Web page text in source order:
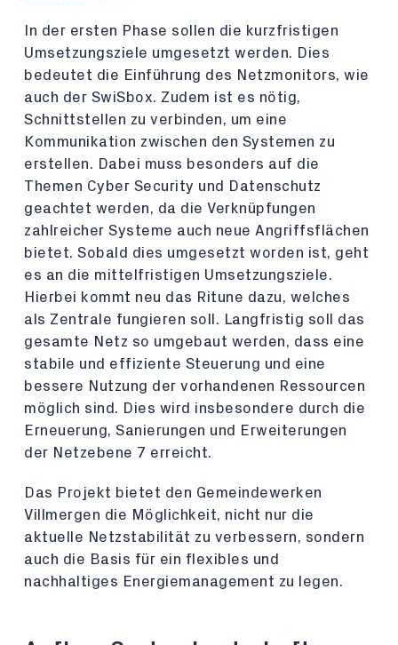
In der ersten Phase sollen die kurzfristigen
Umsetzungsziele umgesetzt werden. Dies
bedeutet die Einführung des Netzmonitors, wie
auch der SwiSbox. Zudem ist es nötig,
Schnittstellen zu verbinden, um eine
Kommunikation zwischen den Systemen zu
erstellen. Dabei muss besonders auf die
Themen Cyber Security und Datenschutz
geachtet werden, da die Verknüpfungen
zahlreicher Systeme auch neue Angriffsflächen
bietet. Sobald dies umgesetzt worden ist, geht
es an die mittelfristigen Umsetzungsziele.
Hierbei kommt neu das Ritune dazu, welches
als Zentrale fungieren soll. Langfristig soll das
gesamte Netz so umgebaut werden, dass eine
stabile und effiziente Steuerung und eine
bessere Nutzung der vorhandenen Ressourcen
möglich sind. Dies wird insbesondere durch die
Erneuerung, Sanierungen und Erweiterungen
der Netzebene 7 erreicht.
Das Projekt bietet den Gemeindewerken
Villmergen die Möglichkeit, nicht nur die
aktuelle Netzstabilität zu verbessern, sondern
auch die Basis für ein flexibles und
nachhaltiges Energiemanagement zu legen.